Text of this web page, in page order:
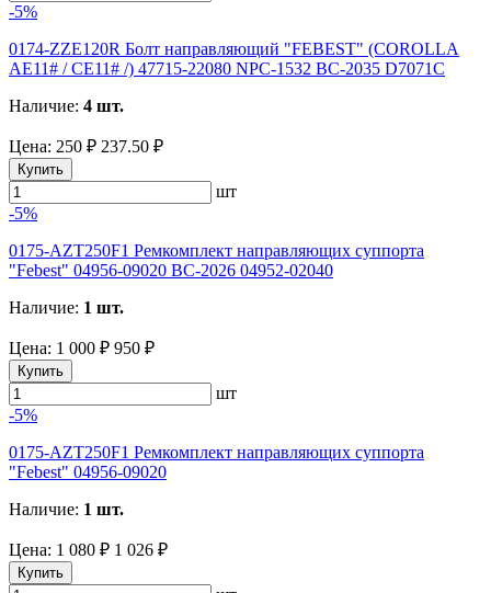
-5%
0174-ZZE120R Болт направляющий "FEBEST" (COROLLA
AE11# / CE11# /) 47715-22080 NPC-1532 BC-2035 D7071C
Наличие: 4 шт.
Цена: 250 ₽ 237.50 ₽
Купить
шт
-5%
0175-AZT250F1 Ремкомплект направляющих суппорта
"Febest" 04956-09020 BC-2026 04952-02040
Наличие: 1 шт.
Цена: 1 000 ₽ 950 ₽
Купить
шт
-5%
0175-AZT250F1 Ремкомплект направляющих суппорта
"Febest" 04956-09020
Наличие: 1 шт.
Цена: 1 080 ₽ 1 026 ₽
Купить